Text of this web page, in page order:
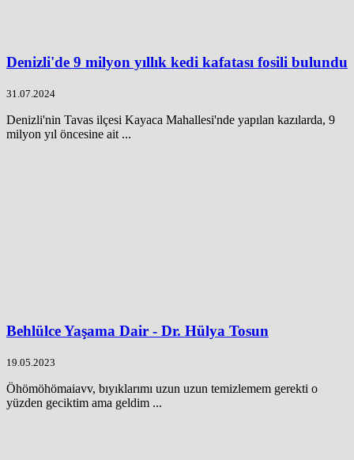
Denizli'de 9 milyon yıllık kedi kafatası fosili bulundu
31.07.2024
Denizli'nin Tavas ilçesi Kayaca Mahallesi'nde yapılan kazılarda, 9
milyon yıl öncesine ait ...
Behlülce Yaşama Dair - Dr. Hülya Tosun
19.05.2023
Öhömöhömaiavv, bıyıklarımı uzun uzun temizlemem gerekti o
yüzden geciktim ama geldim ...